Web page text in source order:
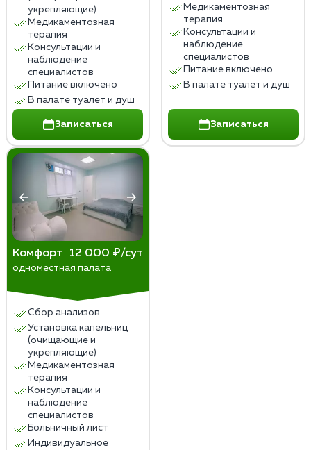
укрепляющие)
Медикаментозная
терапия
Консультации и
наблюдение
специалистов
Питание включено
В палате туалет и душ
Записаться
Медикаментозная
терапия
Консультации и
наблюдение
специалистов
Питание включено
В палате туалет и душ
Записаться
Комфорт 12 000 ₽/сут
одноместная палата
Сбор анализов
Установка капельниц
(очищающие и
укрепляющие)
Медикаментозная
терапия
Консультации и
наблюдение
специалистов
Больничный лист
Индивидуальное